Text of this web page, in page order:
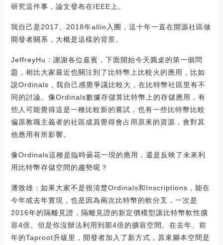
研究這件事，論文發布在IEEE上。
我自己是2017、2018年allin入圈，這十年一直在開源社區做
開發者關系，大概是這樣的背景。
JeffreyHu：謝謝各位嘉賓，下面開始今天圓桌的第一個問
題，相比大家最近也關注到了比特幣上比較火的應用，比如
說Ordinals，我自己感覺爭議比較大，在比特幣社區里有不
同的討論。像Ordinals數據存儲算比特幣上的存儲應用，有
些人可能覺得這是一種比較新的嘗試，也有一些比特幣比較
偏原教職主義者的社區成員覺得會占用原來的資源，會對其
他應用有所影響。
像Ordinals這種是臨時曇花一現的應用，還是反映了未來利
用比特幣存儲空間的趨勢呢？
潘致雄：如果大家不是很清楚Ordinals和Inscriptions，能在
今年或去年實現，也是因為兩次比特幣的軟分叉，一次是
2016年的隔離見證，隔離見證的新定價模型讓比特幣軟性擴
容4倍。但是你沒辦法利用到那4倍的擴容空間。在去年、前
年的Taproot升級里，開發者加入了新方式，原來腳本空間是